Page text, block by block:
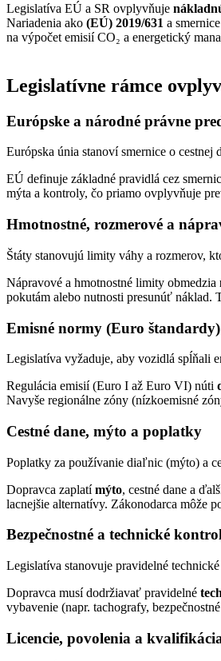
Legislatíva EÚ a SR ovplyvňuje
Nariadenia ako (EÚ) 2019/631 a
na výpočet emisií CO₂ a energetický
Legislatívne rámce
Európske a národné právne
Európska únia stanoví smernice o
EÚ definuje základné pravidlá cez
mýta a kontroly, čo priamo ovplyvňuje
Hmotnostné, rozmerové a
Štáty stanovujú limity váhy a rozmerov,
Nápravové a hmotnostné limity obmedzia
pokutám alebo nutnosti presunúť náklad.
Emisné normy (Euro
Legislatíva vyžaduje, aby vozidlá spĺňali
Regulácia emisií (Euro I až Euro VI) núti
Navyše regionálne zóny (nízkoemisné
Cestné dane, mýto a poplatky
Poplatky za používanie diaľnic (mýto) a
Dopravca zaplatímýto, cestné dane a
lacnejšie alternatívy. Zákonodarca môže
Bezpečnostné a technické
Legislatíva stanovuje pravidelné
Dopravca musí dodržiavať pravidelné
vybavenie (napr. tachografy,
Licencie, povolenia a